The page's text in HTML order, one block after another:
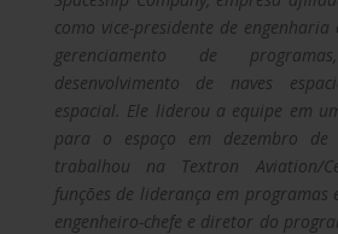
como vice-presidente de engenharia
gerenciamento de
desenvolvimento de naves
espacial. Ele liderou a equipe em
para o espaço em dezembro de
trabalhou na Textron Aviation/
funções de liderança em programas
engenheiro-chefe e diretor do